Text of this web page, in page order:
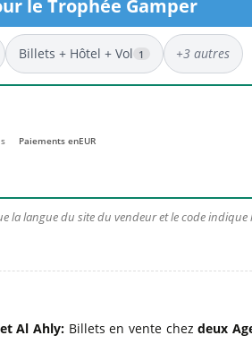
Coupe d’Asie 2027
Euro 2028
Billets Copa América
le Trophée Gamper
Billets + Hôtel + Vol 1 +3 autres
Paiements enEUR
langue du site du vendeur et le code
Al Ahly: Billets en vente chezdeux